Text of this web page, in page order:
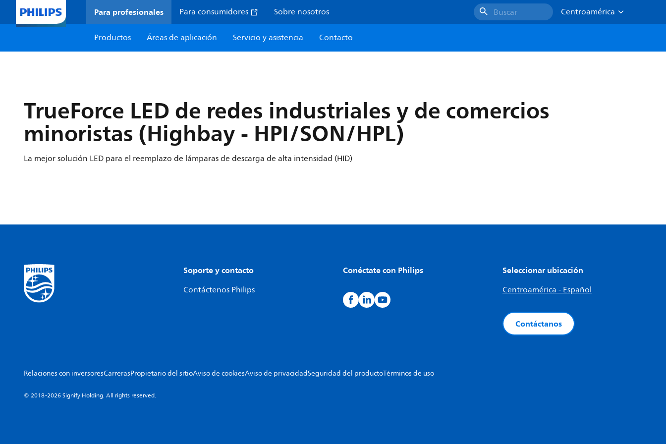
Para profesionales Para consumidores Sobre nosotros Buscar
Centroamérica
Productos
Áreas de aplicación Servicio y asistencia Contacto
TrueForce LED de redes industriales y de comercios
minoristas (Highbay - HPI/SON/HPL)
La mejor solución LED para el reemplazo de lámparas de descarga de alta intensidad (HID)
Soporte y contacto
Contáctenos Philips
Conéctate con Philips Seleccionar ubicación
Centroamérica - Español
Contáctanos
Relaciones con inversoresCarrerasPropietario del sitioAviso de cookiesAviso de privacidadSeguridad del productoTérminos de uso
© 2018-2026 Signify Holding. All rights reserved.